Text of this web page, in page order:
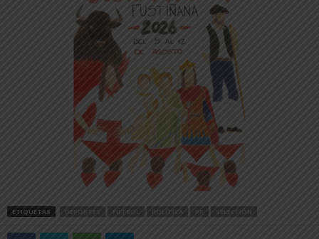
ETIQUETAS DEPORTES FÚTBOL POLÍTICA PP SELECCIÓN